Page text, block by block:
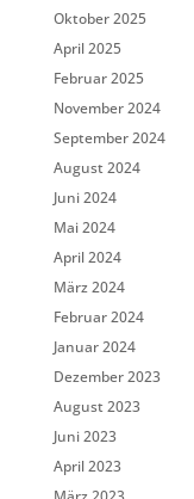
Oktober 2025
April 2025
Februar 2025
November 2024
September 2024
August 2024
Juni 2024
Mai 2024
April 2024
März 2024
Februar 2024
Januar 2024
Dezember 2023
August 2023
Juni 2023
April 2023